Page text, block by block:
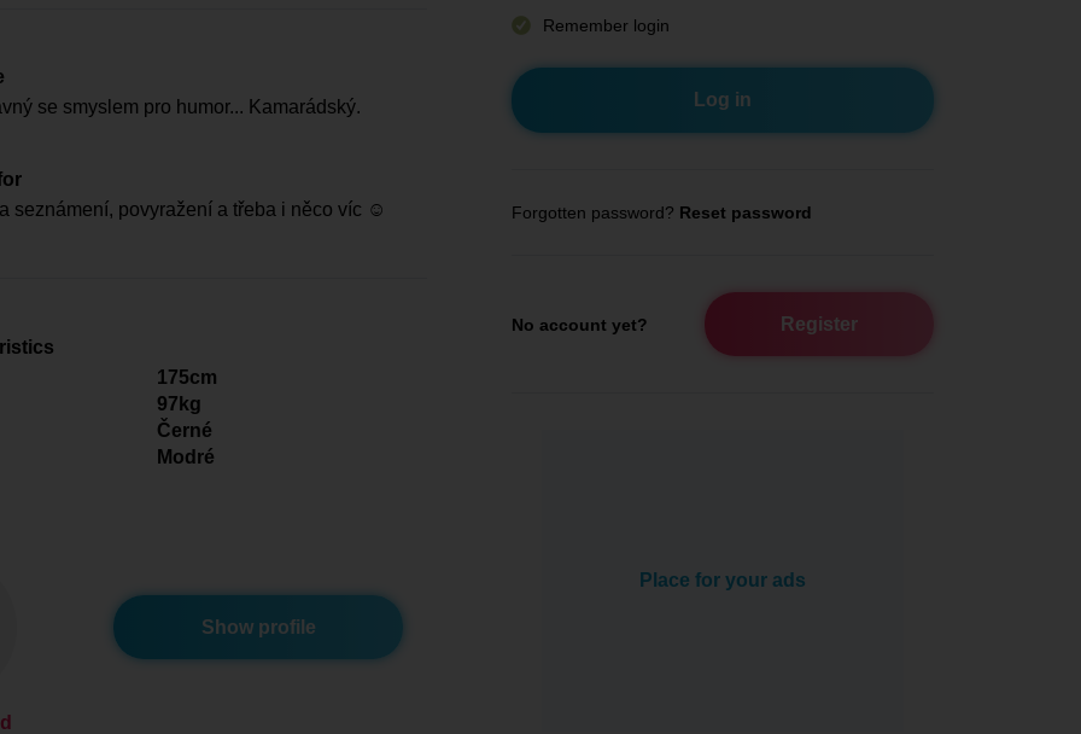
se smyslem pro humor... Kamarádský.
seznámení, povyražení a třeba i něco víc ☺️
175cm
97kg
Černé
Modré
Show profile
Remember login
Forgotten password? Reset password
No account yet? Register
Place for your ads